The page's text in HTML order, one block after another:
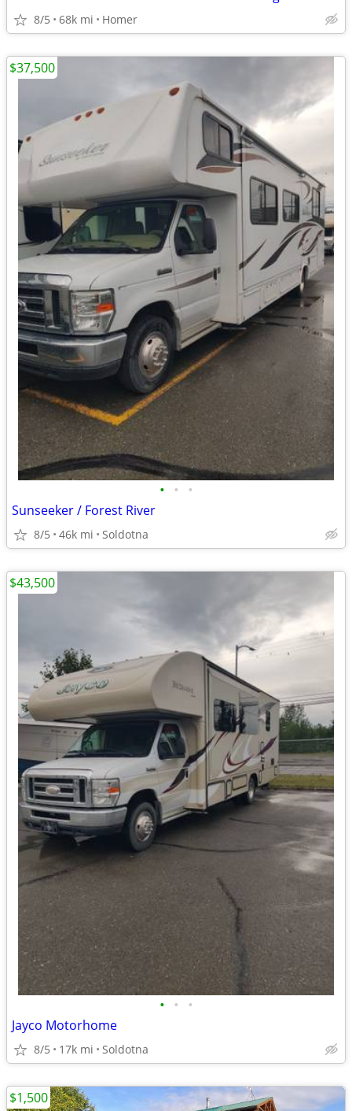
8/5 68k mi Homer
• • •
Sunseeker / Forest River
8/5 46k mi Soldotna
$37,500
• • •
Jayco Motorhome
8/5 17k mi Soldotna
$43,500
$1,500